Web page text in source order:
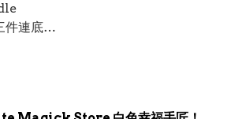
連底盤